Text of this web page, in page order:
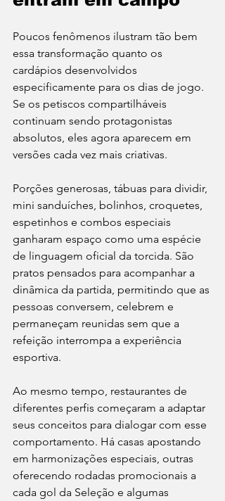
Poucos fenômenos ilustram tão bem
essa transformação quanto os
cardápios desenvolvidos
especificamente para os dias de jogo.
Se os petiscos compartilháveis
continuam sendo protagonistas
absolutos, eles agora aparecem em
versões cada vez mais criativas.
Porções generosas, tábuas para dividir,
mini sanduíches, bolinhos, croquetes,
espetinhos e combos especiais
ganharam espaço como uma espécie
de linguagem oficial da torcida. São
pratos pensados para acompanhar a
dinâmica da partida, permitindo que as
pessoas conversem, celebrem e
permaneçam reunidas sem que a
refeição interrompa a experiência
esportiva.
Ao mesmo tempo, restaurantes de
diferentes perfis começaram a adaptar
seus conceitos para dialogar com esse
comportamento. Há casas apostando
em harmonizações especiais, outras
oferecendo rodadas promocionais a
cada gol da Seleção e algumas